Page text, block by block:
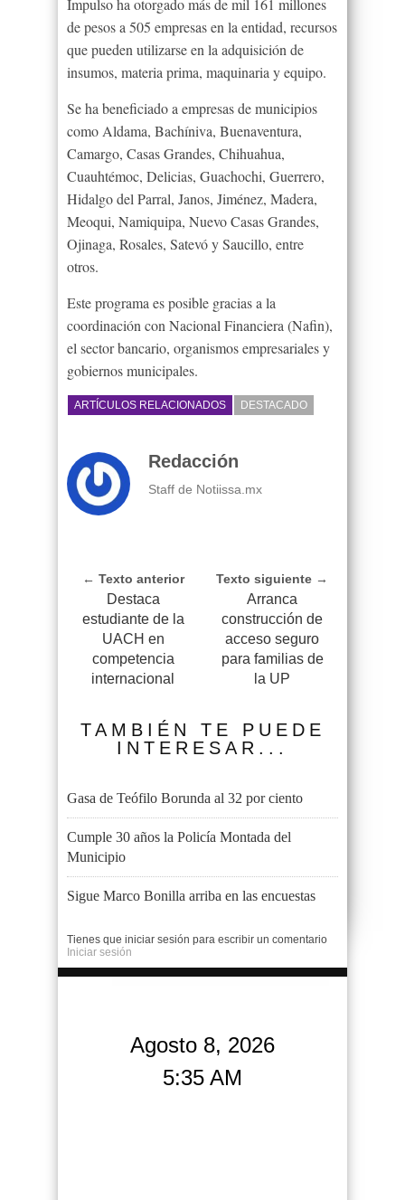
Impulso ha otorgado más de mil 161 millones
de pesos a 505 empresas en la entidad, recursos
que pueden utilizarse en la adquisición de
insumos, materia prima, maquinaria y equipo.
Se ha beneficiado a empresas de municipios
como Aldama, Bachíniva, Buenaventura,
Camargo, Casas Grandes, Chihuahua,
Cuauhtémoc, Delicias, Guachochi, Guerrero,
Hidalgo del Parral, Janos, Jiménez, Madera,
Meoqui, Namiquipa, Nuevo Casas Grandes,
Ojinaga, Rosales, Satevó y Saucillo, entre
otros.
Este programa es posible gracias a la
coordinación con Nacional Financiera (Nafin),
el sector bancario, organismos empresariales y
gobiernos municipales.
ARTÍCULOS RELACIONADOS DESTACADO
Redacción
Staff de Notiissa.mx
← Texto anterior
Destaca
estudiante de la
UACH en
competencia
internacional
Texto siguiente →
Arranca
construcción de
acceso seguro
para familias de
la UP
TAMBIÉN TE PUEDE
INTERESAR...
Gasa de Teófilo Borunda al 32 por ciento
Cumple 30 años la Policía Montada del
Municipio
Sigue Marco Bonilla arriba en las encuestas
Tienes que iniciar sesión para escribir un comentario
Iniciar sesión
Agosto 8, 2026
5:35 AM